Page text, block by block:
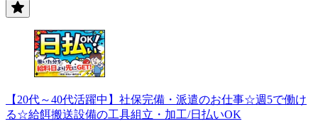
【20代～40代活躍中】社保完備・派遣のお仕事☆週5で働け
る☆給餌搬送設備の工具組立・加工/日払いOK